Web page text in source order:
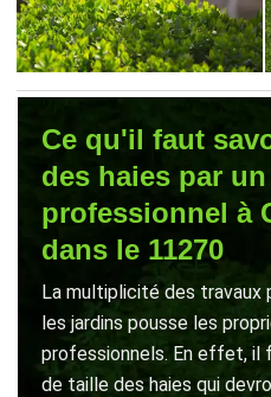
Ce qu'il faut
des haies par
professionnel à
dans le 11270
La multiplicité des
les jardins pousse les
professionnels. En effet, il
de taille des haies qui